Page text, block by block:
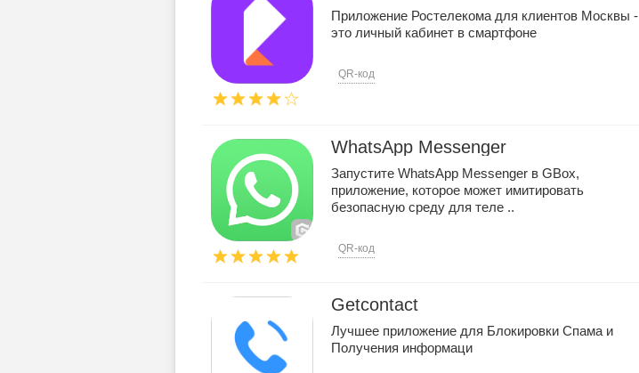
Приложение Ростелекома для клиентов Москвы -
это личный кабинет в смартфоне
QR-код
WhatsApp Messenger
Запустите WhatsApp Messenger в GBox,
приложение, которое может имитировать
безопасную среду для теле ..
QR-код
Getcontact
Лучшее приложение для Блокировки Спама и
Получения информаци